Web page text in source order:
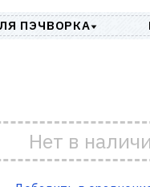
ПЭЧВОРКА
Нет в